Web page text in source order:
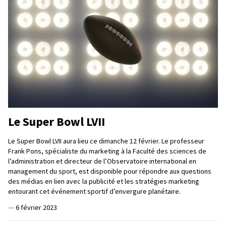
Le Super Bowl LVII
Le Super Bowl LVII aura lieu ce dimanche 12 février. Le professeur
Frank Pons, spécialiste du marketing à la Faculté des sciences de
l’administration et directeur de l’Observatoire international en
management du sport, est disponible pour répondre aux questions
des médias en lien avec la publicité et les stratégies marketing
entourant cet événement sportif d’envergure planétaire.
— 6 février 2023